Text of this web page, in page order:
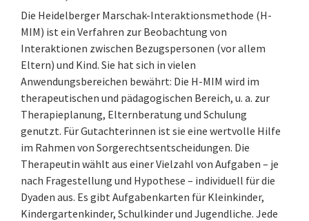
Die Heidelberger Marschak-Interaktionsmethode (H-
MIM) ist ein Verfahren zur Beobachtung von
Interaktionen zwischen Bezugspersonen (vor allem
Eltern) und Kind. Sie hat sich in vielen
Anwendungsbereichen bewährt: Die H-MIM wird im
therapeutischen und pädagogischen Bereich, u. a. zur
Therapieplanung, Elternberatung und Schulung
genutzt. Für Gutachterinnen ist sie eine wertvolle Hilfe
im Rahmen von Sorgerechtsentscheidungen. Die
Therapeutin wählt aus einer Vielzahl von Aufgaben – je
nach Fragestellung und Hypothese – individuell für die
Dyaden aus. Es gibt Aufgabenkarten für Kleinkinder,
Kindergartenkinder, Schulkinder und Jugendliche. Jede